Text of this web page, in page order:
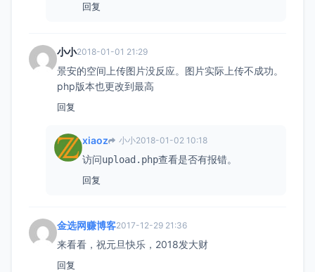
回复
小小2018-01-01 21:29
景安的空间上传图片没反应。图片实际上传不成功。
php版本也更改到最高
回复
xiaoz 小小2018-01-02 10:18
访问upload.php查看是否有报错。
回复
金选网赚博客2017-12-29 21:36
来看看，祝元旦快乐，2018发大财
回复